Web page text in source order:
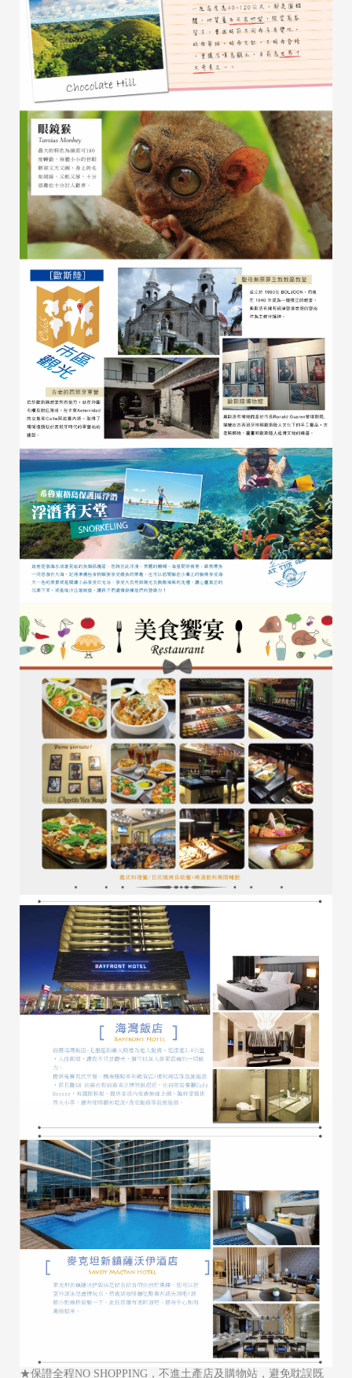
★保證全程NO SHOPPING，不進土產店及購物站，避免耽誤既